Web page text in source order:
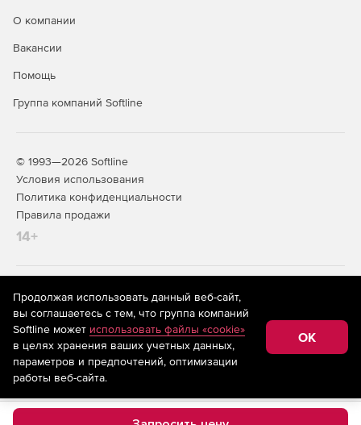
О компании
Вакансии
Помощь
Группа компаний Softline
© 1993—2026 Softline
Условия использования
Политика конфиденциальности
Правила продажи
14+
На информационном ресурсе store.softline.ru применяются
рекомендательные технологии
(информационные технологии
предоставления информации на основе сбора,
систематизации и анализа сведений, относящихся к
предпочтениям пользователей сети «Интернет»,
находящихся на территории Российской Федерации)
Продолжая использовать данный веб-сайт,
вы соглашаетесь с тем, что группа компаний
Softline может использовать файлы «cookie»
в целях хранения ваших учетных данных,
параметров и предпочтений, оптимизации
работы веб-сайта.
OK